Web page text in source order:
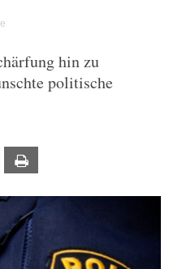
hin zu
politische
Email